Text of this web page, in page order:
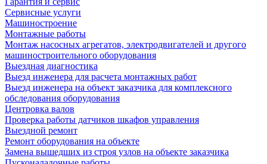
Сервисные услуги
Машиностроение
Монтажные работы
Монтаж насосных агрегатов, электродвигателей и другого
машиностроительного оборудования
Выездная диагностика
Выезд инженера для расчета монтажных работ
Выезд инженера на объект заказчика для комплексного
обследования оборудования
Центровка валов
Проверка работы датчиков шкафов управления
Выездной ремонт
Ремонт оборудования на объекте
Замена вышедших из строя узлов на объекте заказчика